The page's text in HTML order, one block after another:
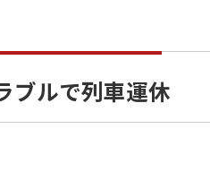
ブルで列車運休